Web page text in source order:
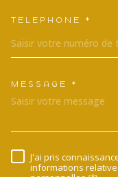
TÉLÉPHONE *
MESSAGE *
J'ai pris
informations